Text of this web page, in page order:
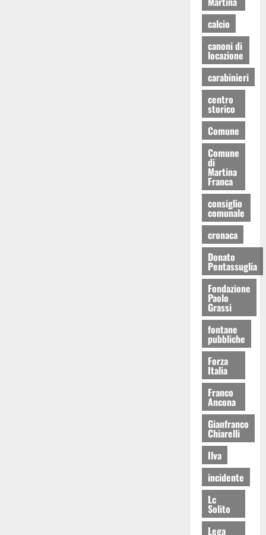
calcio
canoni di
locazione
carabinieri
centro
storico
Comune
Comune
di
Martina
Franca
consiglio
comunale
cronaca
Donato
Pentassuglia
Fondazione
Paolo
Grassi
fontane
pubbliche
Forza
Italia
Franco
Ancona
Gianfranco
Chiarelli
Ilva
incidente
Lc
Solito
Lega